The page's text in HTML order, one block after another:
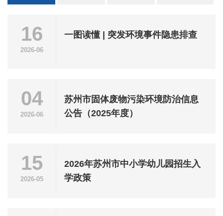
16
2026-06
一图读懂 | 突发环境事件隐患排查
04
2026-06
苏州市固体废物污染环境防治信息
公告（2025年度）
15
2026-05
2026年苏州市中小学幼儿园招生入
学政策